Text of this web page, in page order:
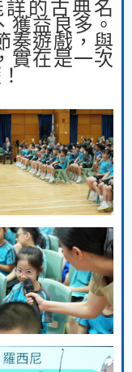
的古典名
獲益良多。
奏遊戲，與
實在是一次